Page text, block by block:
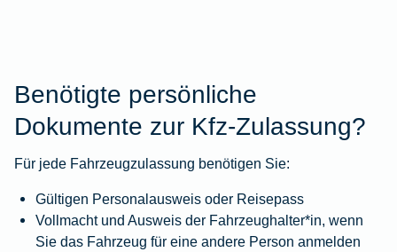
Zur
Artikelübersicht
Artikelübersicht
Benötigte persönliche
Dokumente zur Kfz‑Zulassung?
Für jede Fahrzeugzulassung benötigen Sie:
Gültigen Personalausweis oder Reisepass
Vollmacht und Ausweis der Fahrzeughalter*in, wenn
Sie das Fahrzeug für eine andere Person anmelden